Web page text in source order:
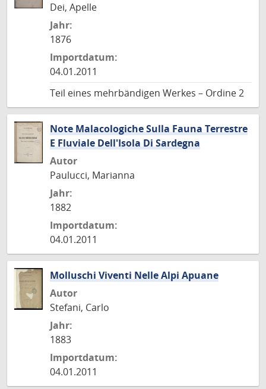
Dei, Apelle
Jahr:
1876
Importdatum:
04.01.2011
Teil eines mehrbändigen Werkes – Ordine 2
Note Malacologiche Sulla Fauna Terrestre
E Fluviale Dell'Isola Di Sardegna
Autor
Paulucci, Marianna
Jahr:
1882
Importdatum:
04.01.2011
Molluschi Viventi Nelle Alpi Apuane
Autor
Stefani, Carlo
Jahr:
1883
Importdatum:
04.01.2011